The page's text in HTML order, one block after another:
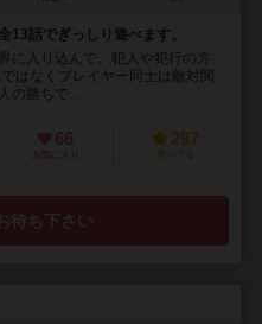
13話でぎっしり遊べます。
に入り込んで、犯人や犯行の方
はなくプレイヤー同士は敵対関
の勝ちで...
66
お気に入り
297
持ってる
待ち下さい